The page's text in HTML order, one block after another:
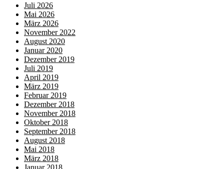
Juli 2026
Mai 2026
März 2026
November 2022
August 2020
Januar 2020
Dezember 2019
Juli 2019
April 2019
März 2019
Februar 2019
Dezember 2018
November 2018
Oktober 2018
September 2018
August 2018
Mai 2018
März 2018
Januar 2018